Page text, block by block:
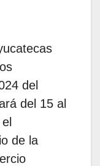
del
del 15 al
de la